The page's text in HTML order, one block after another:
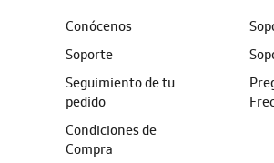
Conócenos
Soporte
Seguimiento de tu
pedido
Condiciones de
Compra